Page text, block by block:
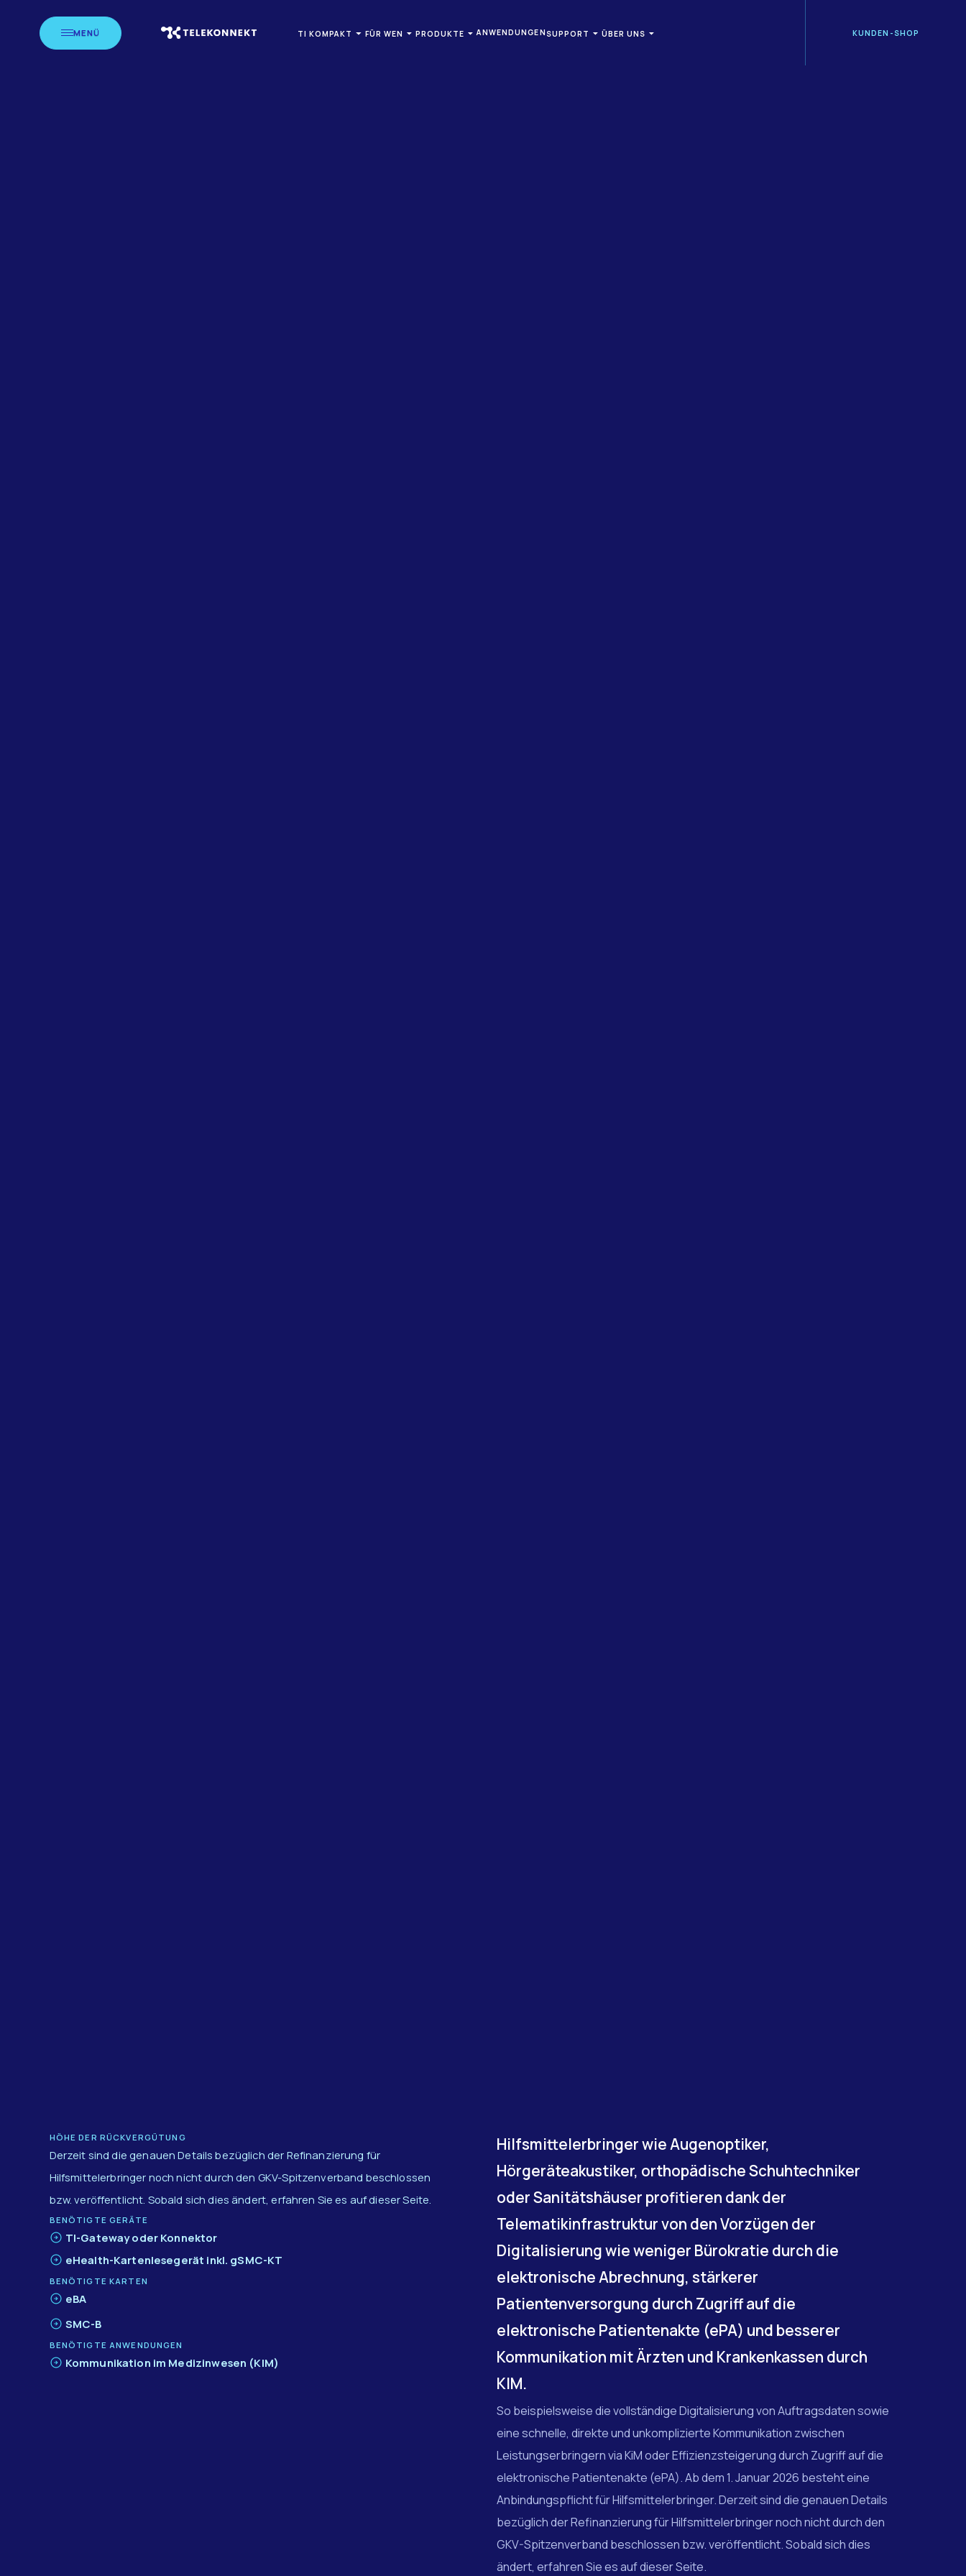
MENÜ TI KOMPAKT FÜR WEN PRODUKTE ANWENDUNGENSUPPORT ÜBER UNS KUNDEN-SHOP
HÖHE DER RÜCKVERGÜTUNG
Derzeit sind die genauen Details bezüglich der Refinanzierung für
Hilfsmittelerbringer noch nicht durch den GKV-Spitzenverband beschlossen
bzw. veröffentlicht. Sobald sich dies ändert, erfahren Sie es auf dieser Seite.
BENÖTIGTE GERÄTE
TI-Gateway oder Konnektor​
eHealth-Kartenlesegerät inkl. gSMC-KT
BENÖTIGTE KARTEN
eBA
SMC-B​
BENÖTIGTE ANWENDUNGEN
Kommunikation im Medizinwesen (KIM)
Hilfsmittelerbringer wie Augenoptiker,
Hörgeräteakustiker, orthopädische Schuhtechniker
oder Sanitätshäuser profitieren dank der
Telematikinfrastruktur von den Vorzügen der
Digitalisierung wie weniger Bürokratie durch die
elektronische Abrechnung, stärkerer
Patientenversorgung durch Zugriff auf die
elektronische Patientenakte (ePA) und besserer
Kommunikation mit Ärzten und Krankenkassen durch
KIM.
So beispielsweise die vollständige Digitalisierung von Auftragsdaten sowie
eine schnelle, direkte und unkomplizierte Kommunikation zwischen
Leistungserbringern via KiM oder Effizienzsteigerung durch Zugriff auf die
elektronische Patientenakte (ePA). Ab dem 1. Januar 2026 besteht eine
Anbindungspflicht für Hilfsmittelerbringer. Derzeit sind die genauen Details
bezüglich der Refinanzierung für Hilfsmittelerbringer noch nicht durch den
GKV-Spitzenverband beschlossen bzw. veröffentlicht. Sobald sich dies
ändert, erfahren Sie es auf dieser Seite.